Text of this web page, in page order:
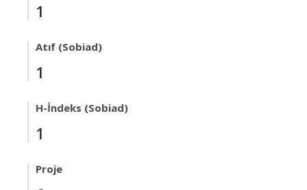
1
Atıf (Sobiad)
1
H-İndeks (Sobiad)
1
Proje